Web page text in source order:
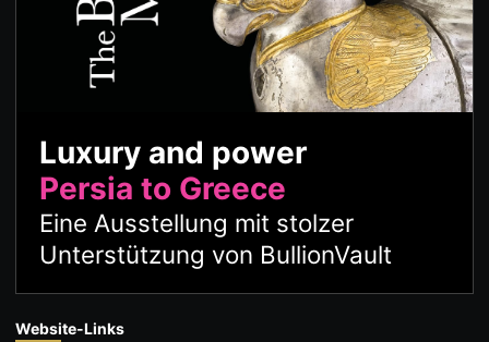
Luxury and power
Persia to Greece
Eine Ausstellung mit stolzer
Unterstützung von BullionVault
Website-Links